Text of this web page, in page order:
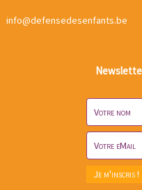
info@defensedesenfants.be